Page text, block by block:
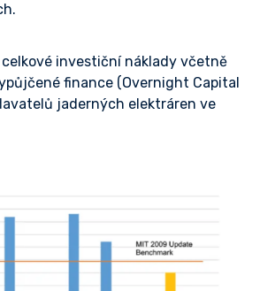
investiční náklady včetně
finance (Overnight Capital
jaderných elektráren ve